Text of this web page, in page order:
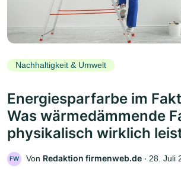
Nachhaltigkeit & Umwelt
Energiesparfarbe im
Was wärmedämmende
physikalisch wirklich
FW Von Redaktion firmenweb.de ‧ 28. Juli